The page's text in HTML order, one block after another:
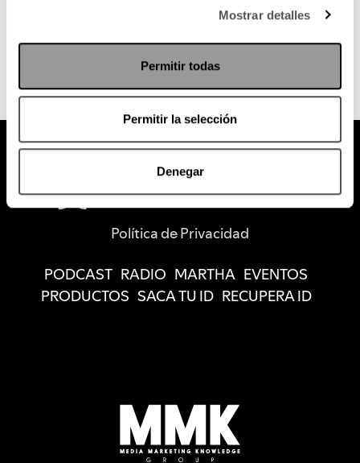
Mostrar detalles
Permitir todas
Permitir la selección
Denegar
Política de Privacidad
PODCAST RADIO MARTHA EVENTOS
PRODUCTOS SACA TU ID RECUPERA ID